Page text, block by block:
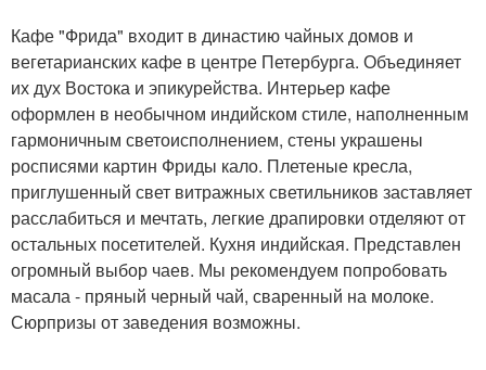
Кафе "Фрида" входит в династию чайных домов и
вегетарианских кафе в центре Петербурга. Объединяет
их дух Востока и эпикурейства. Интерьер кафе
оформлен в необычном индийском стиле, наполненным
гармоничным светоисполнением, стены украшены
росписями картин Фриды кало. Плетеные кресла,
приглушенный свет витражных светильников заставляет
расслабиться и мечтать, легкие драпировки отделяют от
остальных посетителей. Кухня индийская. Представлен
огромный выбор чаев. Мы рекомендуем попробовать
масала - пряный черный чай, сваренный на молоке.
Сюрпризы от заведения возможны.